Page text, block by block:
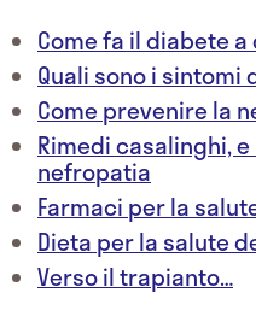
Come fa il diabete
Quali sono i sintomi
Come prevenire la
Rimedi casalinghi,
nefropatia
Farmaci per la
Dieta per la salute
Verso il trapianto…